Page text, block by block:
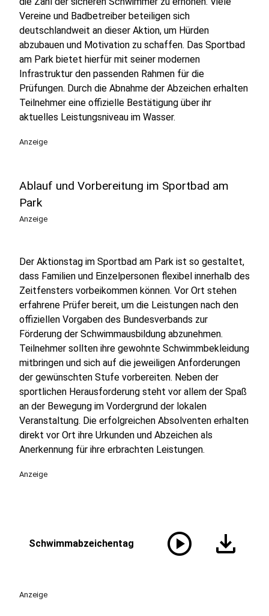
Vereine und Badbetreiber beteiligen sich
deutschlandweit an dieser Aktion, um Hürden
abzubauen und Motivation zu schaffen. Das Sportbad
am Park bietet hierfür mit seiner modernen
Infrastruktur den passenden Rahmen für die
Prüfungen. Durch die Abnahme der Abzeichen erhalten
Teilnehmer eine offizielle Bestätigung über ihr
aktuelles Leistungsniveau im Wasser.
Anzeige
Ablauf und Vorbereitung im Sportbad am
Park
Anzeige
Der Aktionstag im Sportbad am Park ist so gestaltet,
dass Familien und Einzelpersonen flexibel innerhalb des
Zeitfensters vorbeikommen können. Vor Ort stehen
erfahrene Prüfer bereit, um die Leistungen nach den
offiziellen Vorgaben des Bundesverbands zur
Förderung der Schwimmausbildung abzunehmen.
Teilnehmer sollten ihre gewohnte Schwimmbekleidung
mitbringen und sich auf die jeweiligen Anforderungen
der gewünschten Stufe vorbereiten. Neben der
sportlichen Herausforderung steht vor allem der Spaß
an der Bewegung im Vordergrund der lokalen
Veranstaltung. Die erfolgreichen Absolventen erhalten
direkt vor Ort ihre Urkunden und Abzeichen als
Anerkennung für ihre erbrachten Leistungen.
Anzeige
Schwimmabzeichentag play_circle download
Anzeige